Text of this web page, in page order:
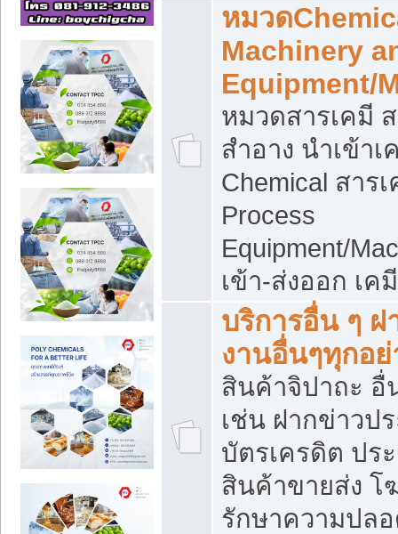
หมวด
Machinery
Equipment/
หมวดสารเคมี
สำอาง นำเข้
Chemical สาร
Process
Equipment/
เข้า-ส่งออก เ
บริการอื่น ๆ
งานอื่นๆทุกอ
สินค้าจิปาถะ อื่
เช่น ฝากข่าวป
บัตรเครดิต ปร
สินค้าขายส่ง
รักษาความปล